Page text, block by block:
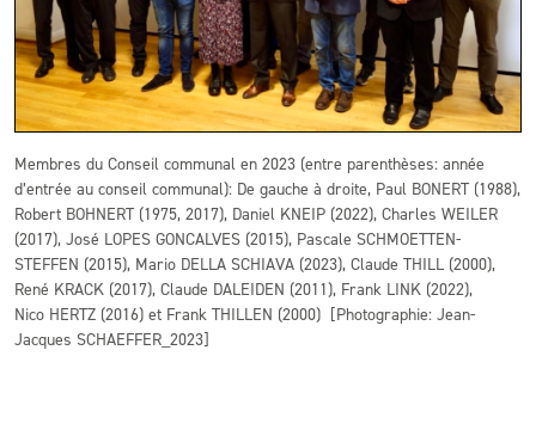
Membres du Conseil communal en 2023 (entre parenthèses: année
d’entrée au conseil communal): De gauche à droite, Paul BONERT (1988),
Robert BOHNERT (1975, 2017), Daniel KNEIP (2022), Charles WEILER
(2017), José LOPES GONCALVES (2015), Pascale SCHMOETTEN-
STEFFEN (2015), Mario DELLA SCHIAVA (2023), Claude THILL (2000),
René KRACK (2017), Claude DALEIDEN (2011), Frank LINK (2022),
Nico HERTZ (2016) et Frank THILLEN (2000) [Photographie: Jean-
Jacques SCHAEFFER_2023]